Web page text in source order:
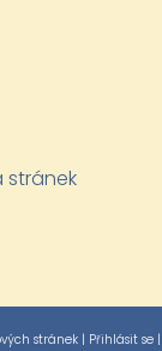
stránek
stránek | Přihlásit se |